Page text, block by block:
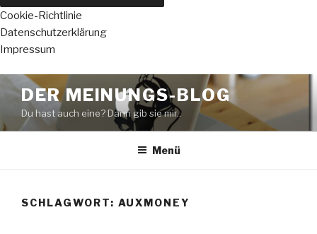
Cookie-Richtlinie
Datenschutzerklärung
Impressum
Zum
Inhalt
springen
DER MEINUNGS-BLOG
Du hast auch eine? Dann gib sie mir..
Menü
SCHLAGWORT: AUXMONEY